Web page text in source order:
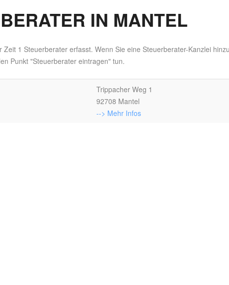
IN MANTEL
Zeit 1 Steuerberater erfasst. Wenn Sie eine Steuerberater-Kanzlei
Punkt "Steuerberater eintragen" tun.
Trippacher Weg 1
92708 Mantel
--> Mehr Infos